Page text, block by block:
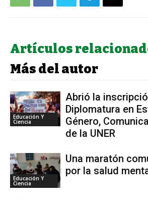
Artículos
Más del autor
Educación Y
Ciencia
Abrió la
Diplomatura en
Género,
de la UNER
Educación Y
Ciencia
Una maratón
por la salud